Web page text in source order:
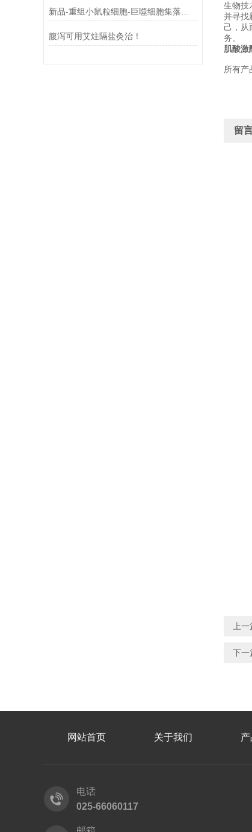
腹泻可用艾炷隔盐灸治！
生物技
并寻找
己，从
务。
肌酸激
所有产
留
上一
下一
网站首页 关于我们
电话
025-66060117